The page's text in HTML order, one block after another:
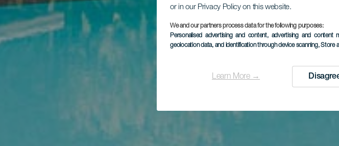
or in our Privacy Policy on this website.
We and our partners process data for the following purposes:
Personalised advertising and content, advertising and content
geolocation data, and identification through device scanning, Store
Learn More →